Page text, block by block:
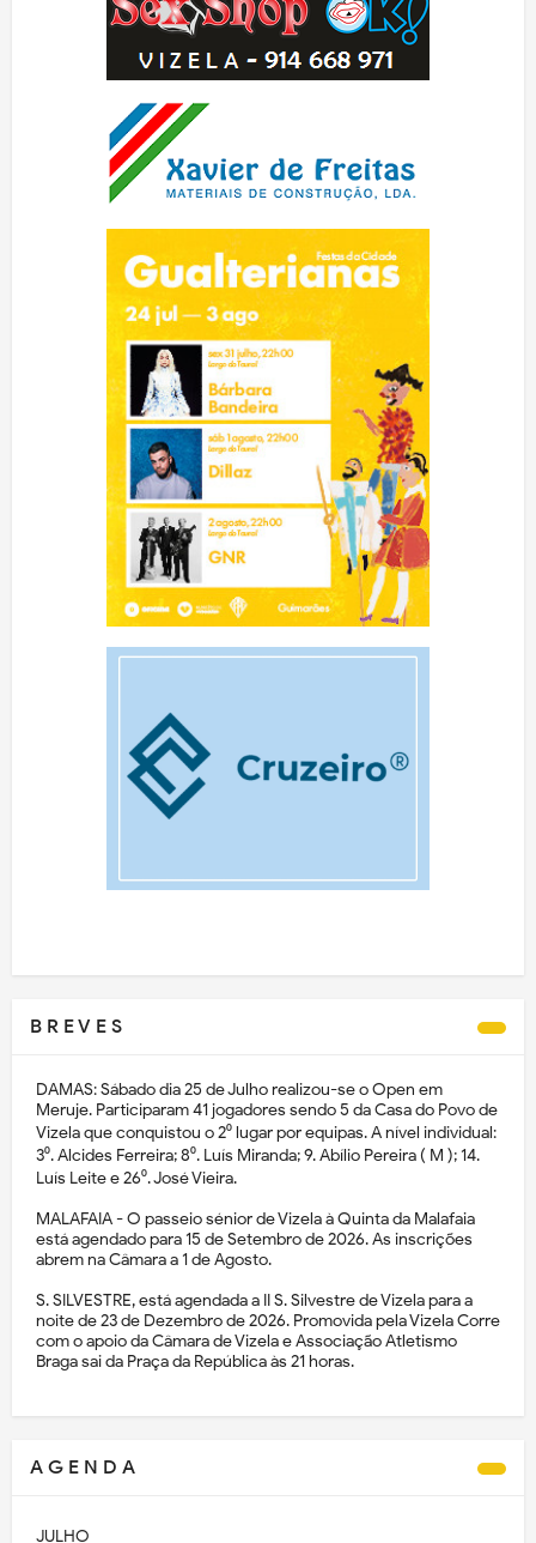
B R E V E S
DAMAS: Sábado dia 25 de Julho realizou-se o Open em
Meruje. Participaram 41 jogadores sendo 5 da Casa do Povo de
Vizela que conquistou o 2⁰ lugar por equipas. A nível individual:
3⁰. Alcides Ferreira; 8⁰. Luís Miranda; 9. Abílio Pereira ( M ); 14.
Luís Leite e 26⁰. José Vieira.
MALAFAIA - O passeio sénior de Vizela à Quinta da Malafaia
está agendado para 15 de Setembro de 2026. As inscrições
abrem na Câmara a 1 de Agosto.
S. SILVESTRE, está agendada a II S. Silvestre de Vizela para a
noite de 23 de Dezembro de 2026. Promovida pela Vizela Corre
com o apoio da Câmara de Vizela e Associação Atletismo
Braga sai da Praça da República às 21 horas.
A G E N D A
JULHO